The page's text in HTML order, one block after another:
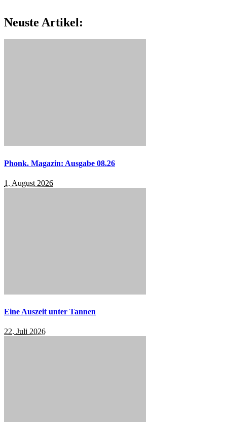
Neuste Artikel:
Phonk. Magazin: Ausgabe 08.26
1. August 2026
Eine Auszeit unter Tannen
22. Juli 2026